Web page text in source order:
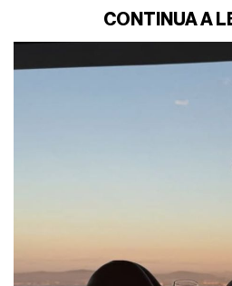
CONTINUA A